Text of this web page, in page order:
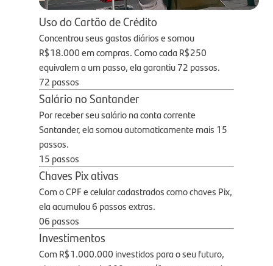
Uso do Cartão de Crédito
Concentrou seus gastos diários e somou
R$18.000 em compras. Como cada R$250
equivalem a um passo, ela garantiu 72 passos.
72 passos
Salário no Santander
Por receber seu salário na conta corrente
Santander, ela somou automaticamente mais 15
passos.
15 passos
Chaves Pix ativas
Com o CPF e celular cadastrados como chaves Pix,
ela acumulou 6 passos extras.
06 passos
Investimentos
Com R$1.000.000 investidos para o seu futuro,